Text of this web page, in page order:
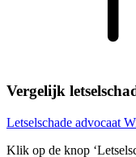
Vergelijk
Letselschade advocaat
Klik op de knop